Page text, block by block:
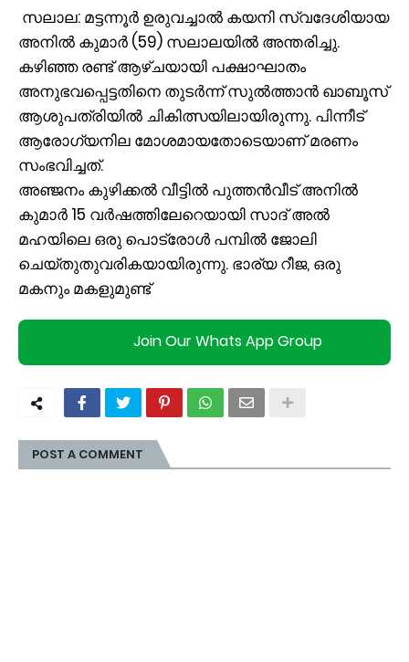
സലാല: മട്ടന്നൂർ ഉരുവച്ചാൽ കയനി സ്വദേശിയായ
അനിൽ കുമാർ (59) സലാലയിൽ അന്തരിച്ചു.
കഴിഞ്ഞ രണ്ട് ആഴ്ച‌യായി പക്ഷാഘാതം
അനുഭവപ്പെട്ടതിനെ തുടർന്ന് സുൽത്താൻ ഖാബൂസ്
ആശുപത്രിയിൽ ചികിത്സയിലായിരുന്നു. പിന്നീട്
ആരോഗ്യനില മോശമായതോടെയാണ് മരണം
സംഭവിച്ചത്.
അഞ്ജനം കുഴിക്കൽ വീട്ടിൽ പുത്തൻവീട് അനിൽ
കുമാർ 15 വർഷത്തിലേറെയായി സാദ് അൽ
മഹയിലെ ഒരു പൊട്രോൾ പമ്പിൽ ജോലി
ചെയ്തുതുവരികയായിരുന്നു. ഭാര്യ റീജ, ഒരു
മകനും മകളുമുണ്ട്
Join Our Whats App Group
POST A COMMENT